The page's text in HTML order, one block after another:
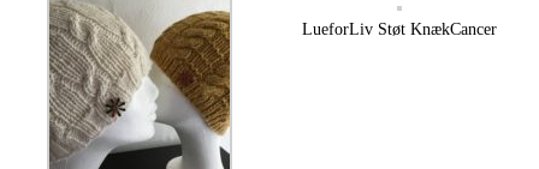
LueforLiv Støt KnækCancer